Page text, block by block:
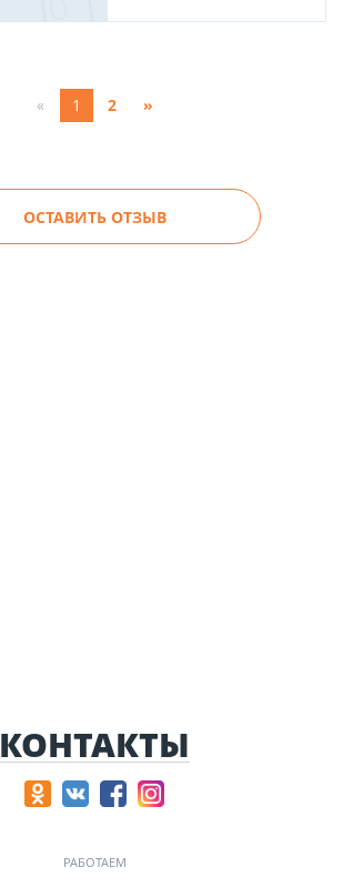
« 1 2 »
ОСТАВИТЬ ОТЗЫВ
КОНТАКТЫ
РАБОТАЕМ